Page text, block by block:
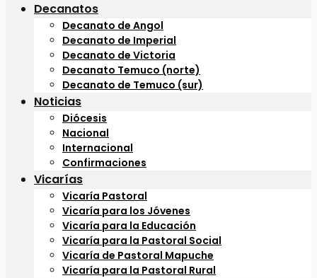
Decanatos
Decanato de Angol
Decanato de Imperial
Decanato de Victoria
Decanato Temuco (norte)
Decanato de Temuco (sur)
Noticias
Diócesis
Nacional
Internacional
Confirmaciones
Vicarías
Vicaría Pastoral
Vicaría para los Jóvenes
Vicaría para la Educación
Vicaría para la Pastoral Social
Vicaría de Pastoral Mapuche
Vicaría para la Pastoral Rural